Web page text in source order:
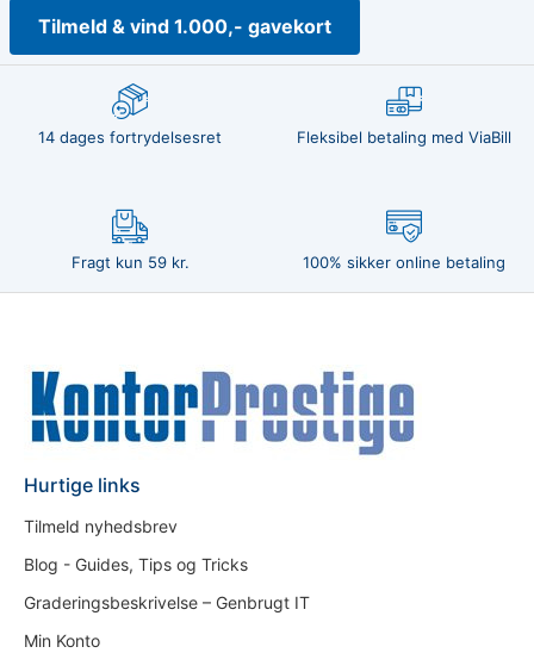
Tilmeld & vind 1.000,- gavekort
14 dages fortrydelsesret Fleksibel betaling med ViaBill
Fragt kun 59 kr. 100% sikker online betaling
Hurtige links
Tilmeld nyhedsbrev
Blog - Guides, Tips og Tricks
Graderingsbeskrivelse – Genbrugt IT
Min Konto